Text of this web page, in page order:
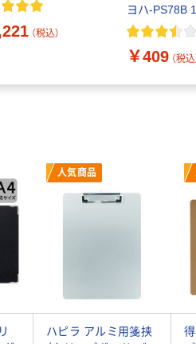
（税込）
ヨハ-PS78B
￥409 （税込
人気商品
ハピラ アルミ用箋挟